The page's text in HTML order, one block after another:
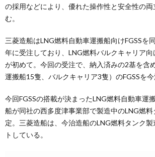
の採用などにより、優れた操作性と安全性の
む。
三菱造船はLNG燃料自動車運搬船向けFGSSを
年に受注しており、LNG燃料バルクキャリア向
が初めて。今回の受注で、納入済みの2基を含
運搬船15隻、バルクキャリア3隻）のFGSSを今
今回FGSSの搭載が決まったLNG燃料自動車運
船が同社の西多度津事業部で製造中のLNG燃
定。三菱造船は、今治造船のLNG燃料タンク
トしている。